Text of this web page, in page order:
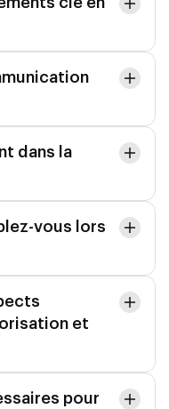
dans la
vous lors
et
pour